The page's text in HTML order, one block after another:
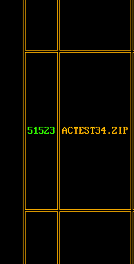
51523 ACTEST34.ZIP